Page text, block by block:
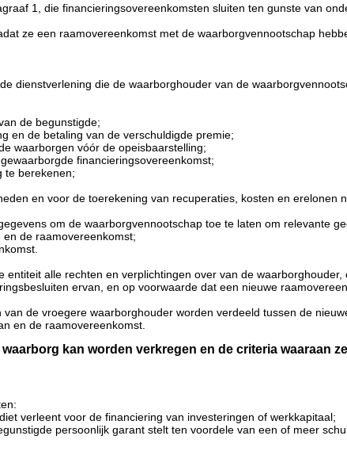
1, die financieringsovereenkomsten sluiten ten gunste van
ze een raamovereenkomst met de waarborgvennootschap
dienstverlening die de waarborghouder van de
de begunstigde;
en de betaling van de verschuldigde premie;
waarborgen vóór de opeisbaarstelling;
financieringsovereenkomst;
te berekenen;
en voor de toerekening van recuperaties, kosten en erelonen
om de waarborgvennootschap toe te laten om relevante
de raamovereenkomst;
alle rechten en verplichtingen over van de
ervan, en op voorwaarde dat een nieuwe
de vroegere waarborghouder worden verdeeld tussen de
en de raamovereenkomst.
kan worden verkregen en de criteria waaraan
verleent voor de financiering van investeringen of werkkapitaal;
persoonlijk garant stelt ten voordele van een of meer